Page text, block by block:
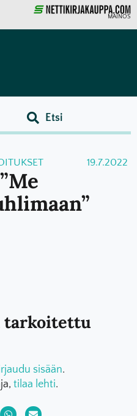
MAINOS
19.7.2022
tarkoitettu
sisään.
tilaa lehti.